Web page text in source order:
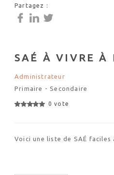
Partagez :
SAÉ À VIVRE À
Administrateur
Primaire - Secondaire
0 vote
Voici une liste de SAÉ faciles